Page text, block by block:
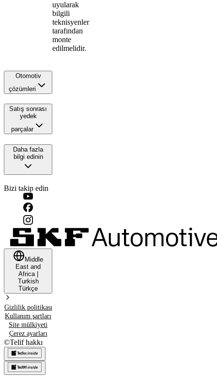
uyularak
bilgili
teknisyenler
tarafından
monte
edilmelidir.
Otomotiv
çözümleri
Satış sonrası
yedek
parçalar
Daha fazla
bilgi edinin
Bizi takip edin
Middle
East and
Africa|
Turkish
Türkçe
Gizlilik politikası
Kullanım şartları
Site mülkiyeti
Çerez ayarları
©Telif hakkı